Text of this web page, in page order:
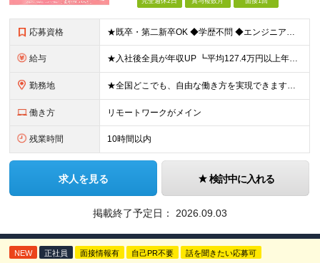
応募資格 ★既卒・第二新卒OK ◆学歴不問 ◆エンジニアとして実務経験をお持ちの方（1年以上） ★意欲重視の採用です！ 「経歴に自信がない」という方も、"今後挑戦したいこと""スキルアップしたいこと"について
給与 ★入社後全員が年収UP ┗平均127.4万円以上年収UP！ ┗最大390万円UPの実績もあり 月給35万円～100万円＋決算賞与＋各種手当 【 給与イメージ 】 ■経験1年以上…月給35万円～＋決
勤務地 ★全国どこでも、自由な働き方を実現できます！ 全国のプロジェクト先やフルリモート環境での勤務も可能です。 ＼自由度の高い働き方、叶えます／ □フルリモートで働きたい □ハイブリットに働きたい □家庭
働き方 リモートワークがメイン
残業時間 10時間以内
求人を見る 検討中に入れる
掲載終了予定日： 2026.09.03
NEW 正社員 面接情報有 自己PR不要 話を聞きたい応募可